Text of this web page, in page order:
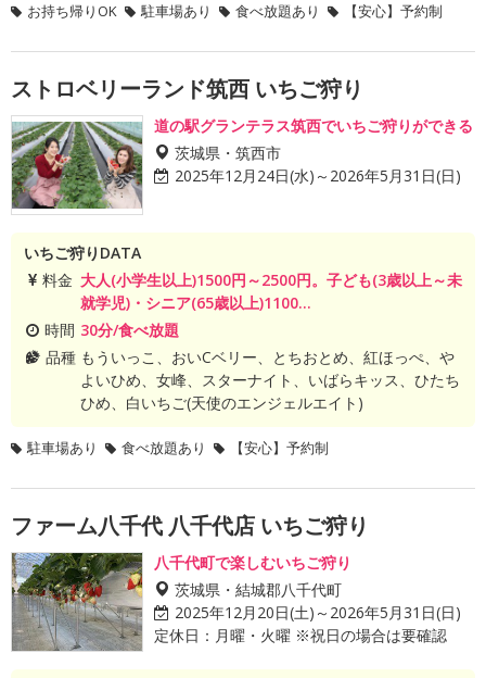
お持ち帰りOK 駐車場あり 食べ放題あり 【安心】予約制
ストロベリーランド筑西 いちご狩り
道の駅グランテラス筑西でいちご狩りができる
茨城県・筑西市
2025年12月24日(水)～2026年5月31日(日)
いちご狩りDATA
料金 大人(小学生以上)1500円～2500円。子ども(3歳以上～未
就学児)・シニア(65歳以上)1100...
時間 30分/食べ放題
品種 もういっこ、おいCベリー、とちおとめ、紅ほっぺ、や
よいひめ、女峰、スターナイト、いばらキッス、ひたち
ひめ、白いちご(天使のエンジェルエイト)
駐車場あり 食べ放題あり 【安心】予約制
ファーム八千代 八千代店 いちご狩り
八千代町で楽しむいちご狩り
茨城県・結城郡八千代町
2025年12月20日(土)～2026年5月31日(日)
定休日：月曜・火曜 ※祝日の場合は要確認